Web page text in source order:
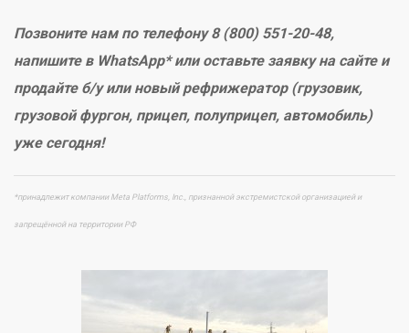
Позвоните нам по телефону 8 (800) 551-20-48,
напишите в WhatsApp* или оставьте заявку на сайте и
продайте б/у или новый рефрижератор (грузовик,
грузовой фургон, прицеп, полуприцеп, автомобиль)
уже сегодня!
*принадлежит компании Meta Platforms, Inc., признанной экстремистской организацией и
запрещённой на территории РФ